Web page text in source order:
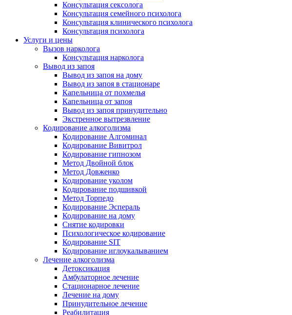
Консультация сексолога
Консультация семейного психолога
Консультация клинического психолога
Консультация психолога
Услуги и цены
Вызов нарколога
Консультация нарколога
Вывод из запоя
Вывод из запоя на дому
Вывод из запоя в стационаре
Капельница от похмелья
Капельница от запоя
Вывод из запоя принудительно
Экстренное вытрезвление
Кодирование алкоголизма
Кодирование Алгоминал
Кодирование Вивитрол
Кодирование гипнозом
Метод Двойной блок
Метод Довженко
Кодирование уколом
Кодирование подшивкой
Метод Торпедо
Кодирование Эспераль
Кодирование на дому
Снятие кодировки
Психологическое кодирование
Кодирование SIT
Кодирование иглоукалыванием
Лечение алкоголизма
Детоксикация
Амбулаторное лечение
Стационарное лечение
Лечение на дому
Принудительное лечение
Реабилитация